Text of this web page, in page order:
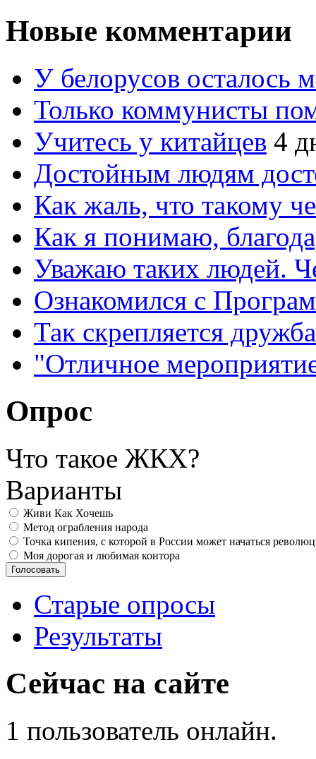
Новые комментарии
У белорусов осталось
Только коммунисты
Учитесь у китайцев 4
Достойным людям
Как жаль, что такому
Как я понимаю,
Уважаю таких людей.
Ознакомился с
Так скрепляется
"Отличное
Опрос
Что такое ЖКХ?
Варианты
Живи Как Хочешь
Метод ограбления народа
Точка кипения, с которой в России может начаться
Моя дорогая и любимая контора
Старые опросы
Результаты
Сейчас на сайте
1 пользователь онлайн.